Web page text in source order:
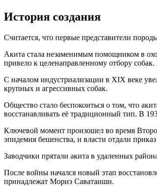
История создания
Считается, что первые представители
Акита стала незаменимым помощником в
привело к целенаправленному отбору
С началом индустриализации в XIX веке
крупных и агрессивных собак.
Общество стало беспокоиться о том, что
восстанавливать её традиционный тип. В
Ключевой момент произошел во время
эпидемия бешенства, и власти отдали
Заводчики прятали акита в удаленных
После войны начался новый этап
принадлежат Мориэ Саватаиши.